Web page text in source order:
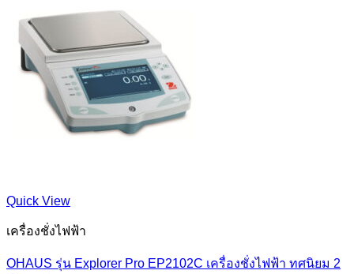
Quick View
เครื่องชั่งไฟฟ้า
OHAUS รุ่น Explorer Pro EP2102C เครื่องชั่งไฟฟ้า ทศนิยม 2